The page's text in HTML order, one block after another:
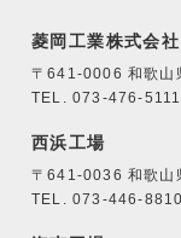
菱岡工業株式会
〒641-0006 和歌山
TEL. 073-476-
西浜工場
〒641-0036 和歌山
TEL. 073-446-